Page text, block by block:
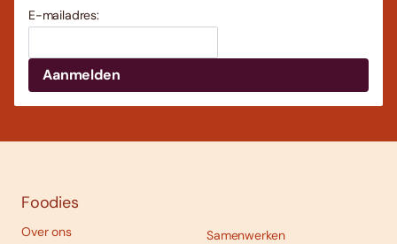
E-mailadres:
Foodies
Over ons
Samenwerken